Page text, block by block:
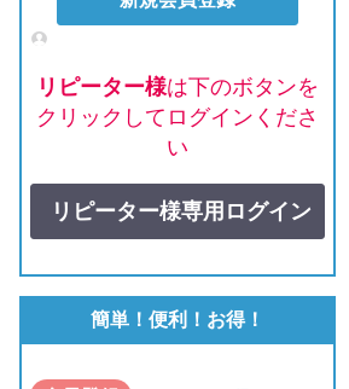
リピーター様は下のボタンを
クリックしてログインくださ
い
リピーター様専用ログイン
簡単！便利！お得！